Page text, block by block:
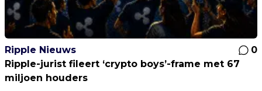
Ripple Nieuws
0
Ripple-jurist fileert ‘crypto boys’-frame met 67
miljoen houders